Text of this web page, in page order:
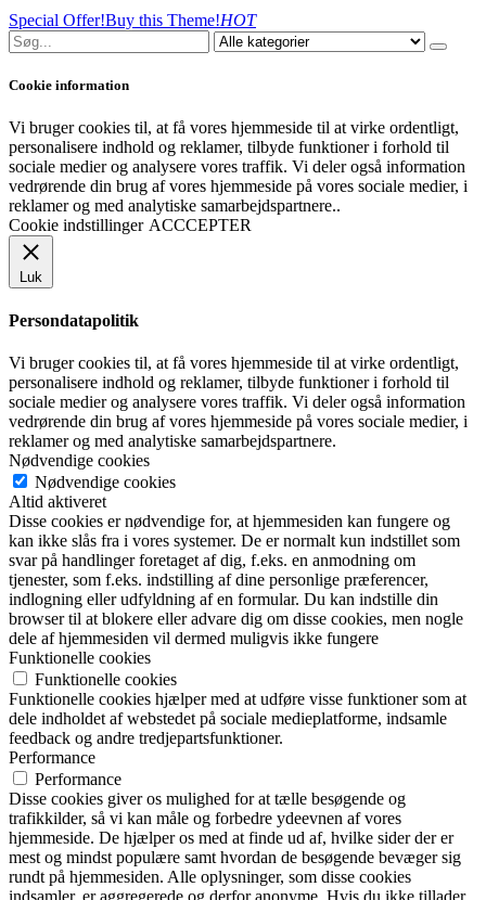
Special Offer!Buy this Theme!HOT
Cookie information
Vi bruger cookies til, at få vores hjemmeside til at virke ordentligt,
personalisere indhold og reklamer, tilbyde funktioner i forhold til
sociale medier og analysere vores traffik. Vi deler også information
vedrørende din brug af vores hjemmeside på vores sociale medier, i
reklamer og med analytiske samarbejdspartnere..
Cookie indstillinger ACCCEPTER
Luk
Persondatapolitik
Vi bruger cookies til, at få vores hjemmeside til at virke ordentligt,
personalisere indhold og reklamer, tilbyde funktioner i forhold til
sociale medier og analysere vores traffik. Vi deler også information
vedrørende din brug af vores hjemmeside på vores sociale medier, i
reklamer og med analytiske samarbejdspartnere.
Nødvendige cookies
Nødvendige cookies
Altid aktiveret
Disse cookies er nødvendige for, at hjemmesiden kan fungere og
kan ikke slås fra i vores systemer. De er normalt kun indstillet som
svar på handlinger foretaget af dig, f.eks. en anmodning om
tjenester, som f.eks. indstilling af dine personlige præferencer,
indlogning eller udfyldning af en formular. Du kan indstille din
browser til at blokere eller advare dig om disse cookies, men nogle
dele af hjemmesiden vil dermed muligvis ikke fungere
Funktionelle cookies
Funktionelle cookies
Funktionelle cookies hjælper med at udføre visse funktioner som at
dele indholdet af webstedet på sociale medieplatforme, indsamle
feedback og andre tredjepartsfunktioner.
Performance
Performance
Disse cookies giver os mulighed for at tælle besøgende og
trafikkilder, så vi kan måle og forbedre ydeevnen af vores
hjemmeside. De hjælper os med at finde ud af, hvilke sider der er
mest og mindst populære samt hvordan de besøgende bevæger sig
rundt på hjemmesiden. Alle oplysninger, som disse cookies